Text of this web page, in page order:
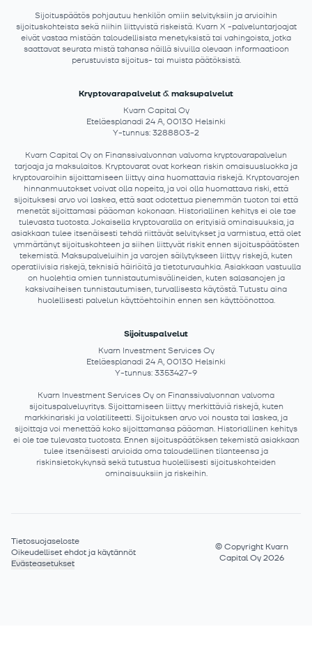
Sijoituspäätös pohjautuu henkilön omiin selvityksiin ja arvioihin
sijoituskohteista sekä niihin liittyvistä riskeistä. Kvarn X -palveluntarjoajat
eivät vastaa mistään taloudellisista menetyksistä tai vahingoista, jotka
saattavat seurata mistä tahansa näillä sivuilla olevaan informaatioon
perustuvista sijoitus- tai muista päätöksistä.
Kryptovarapalvelut & maksupalvelut
Kvarn Capital Oy
Eteläesplanadi 24 A, 00130 Helsinki
Y-tunnus: 3288803-2
Kvarn Capital Oy on Finanssivalvonnan valvoma kryptovarapalvelun
tarjoaja ja maksulaitos. Kryptovarat ovat korkean riskin omaisuusluokka ja
kryptovaroihin sijoittamiseen liittyy aina huomattavia riskejä. Kryptovarojen
hinnanmuutokset voivat olla nopeita, ja voi olla huomattava riski, että
sijoituksesi arvo voi laskea, että saat odotettua pienemmän tuoton tai että
menetät sijoittamasi pääoman kokonaan. Historiallinen kehitys ei ole tae
tulevasta tuotosta. Jokaisella kryptovaralla on erityisiä ominaisuuksia, ja
asiakkaan tulee itsenäisesti tehdä riittävät selvitykset ja varmistua, että olet
ymmärtänyt sijoituskohteen ja siihen liittyvät riskit ennen sijoituspäätösten
tekemistä. Maksupalveluihin ja varojen säilytykseen liittyy riskejä, kuten
operatiivisia riskejä, teknisiä häiriöitä ja tietoturvauhkia. Asiakkaan vastuulla
on huolehtia omien tunnistautumisvälineiden, kuten salasanojen ja
kaksivaiheisen tunnistautumisen, turvallisesta käytöstä. Tutustu aina
huolellisesti palvelun käyttöehtoihin ennen sen käyttöönottoa.
Sijoituspalvelut
Kvarn Investment Services Oy
Eteläesplanadi 24 A, 00130 Helsinki
Y-tunnus: 3353427-9
Kvarn Investment Services Oy on Finanssivalvonnan valvoma
sijoituspalveluyritys. Sijoittamiseen liittyy merkittäviä riskejä, kuten
markkinariski ja volatiliteetti. Sijoituksen arvo voi nousta tai laskea, ja
sijoittaja voi menettää koko sijoittamansa pääoman. Historiallinen kehitys
ei ole tae tulevasta tuotosta. Ennen sijoituspäätöksen tekemistä asiakkaan
tulee itsenäisesti arvioida oma taloudellinen tilanteensa ja
riskinsietokykynsä sekä tutustua huolellisesti sijoituskohteiden
ominaisuuksiin ja riskeihin.
Tietosuojaseloste
Oikeudelliset ehdot ja käytännöt
Evästeasetukset
©Copyright Kvarn
Capital Oy 2026